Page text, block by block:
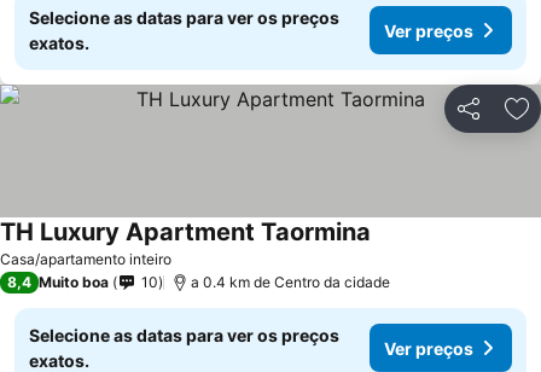
Selecione as datas para ver os preços
exatos.
Ver preços
Partilhar
Casa/apartamento inteiro
TH Luxury Apartment Taormina
8,4 Muito boa 10 a 0.4 km de Centro da cidade
Selecione as datas para ver os preços
exatos.
Ver preços